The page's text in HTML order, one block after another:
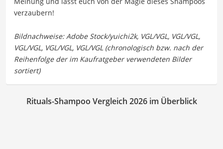
verzaubern!
Rituals-Shampoo Vergleich 2026 im Überblick